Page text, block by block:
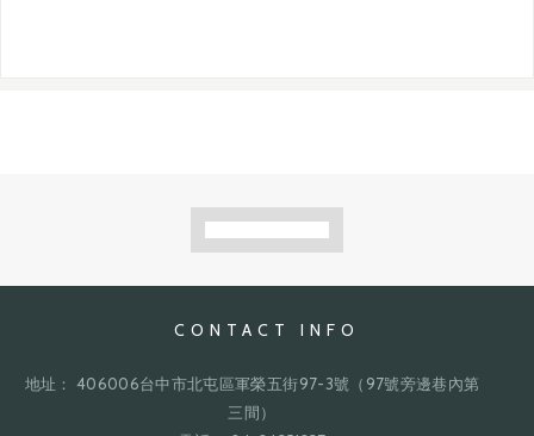
CONTACT INFO
地址： 406006台中市北屯區軍榮五街97-3號（97號旁邊巷內第
三間）